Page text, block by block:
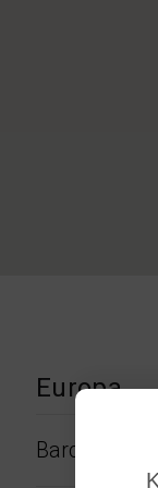
Europa
Barcelona